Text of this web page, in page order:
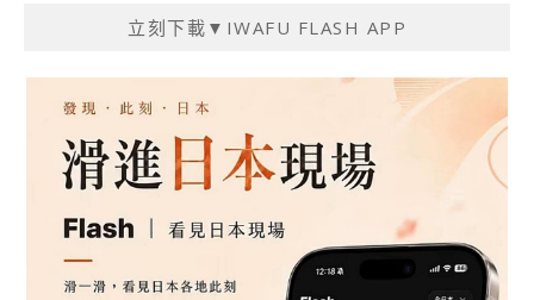
立刻下載▼IWAFU FLASH APP